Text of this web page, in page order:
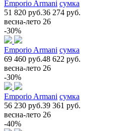
Emporio Armani сумка
51 820 руб.36 274 руб.
весна-лето 26
-30%
Emporio Armani сумка
69 460 руб.48 622 руб.
весна-лето 26
-30%
Emporio Armani сумка
56 230 руб.39 361 руб.
весна-лето 26
-40%